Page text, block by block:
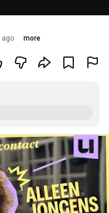
ago more